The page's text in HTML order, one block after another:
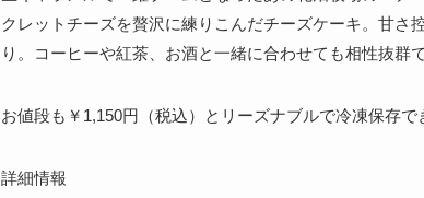
クレットチーズを贅沢に練りこんだチーズケーキ。甘
り。コーヒーや紅茶、お酒と一緒に合わせても相性抜群
お値段も￥1,150円（税込）とリーズナブルで冷凍保存
詳細情報